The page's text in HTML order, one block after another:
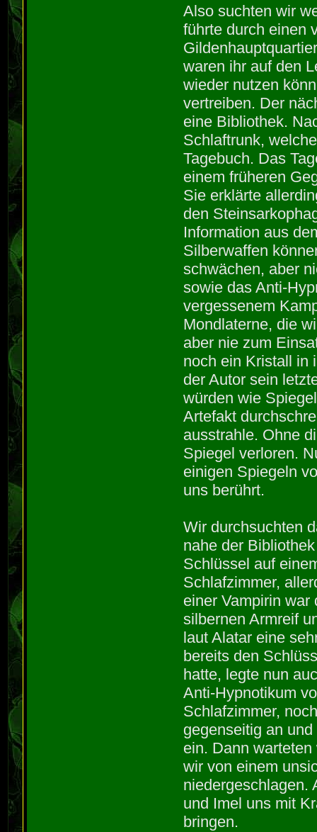
Also suchten wir
führte durch einen
waren ihr auf den
wieder nutzen
vertreiben. Der
eine Bibliothek.
Schlaftrunk,
Tagebuch. Das
einem früheren
Sie erklärte
den
Information aus
Silberwaffen
schwächen, aber
sowie das Anti-
vergessenem
Mondlaterne, die
aber nie zum
noch ein Kristall in
der Autor sein
würden wie
Artefakt
ausstrahle. Ohne
Spiegel verloren.
einigen Spiegeln
uns berührt.
Wir durchsuchten
nahe der
Schlüssel auf
Schlafzimmer,
einer Vampirin war
silbernen Armreif
laut Alatar eine
bereits den
hatte, legte nun
Anti-Hypnotikum
Schlafzimmer,
gegenseitig an
ein. Dann
wir von einem
niedergeschlagen.
und Imel uns mit
bringen.